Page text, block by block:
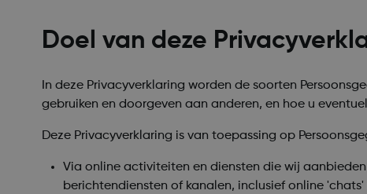
Doel van deze
In deze Privacyverklaring worden de soorten
gebruiken en doorgeven aan anderen, en hoe u
Deze Privacyverklaring is van toepassing op
Via online activiteiten en diensten die wij
berichtendiensten of kanalen, inclusief online